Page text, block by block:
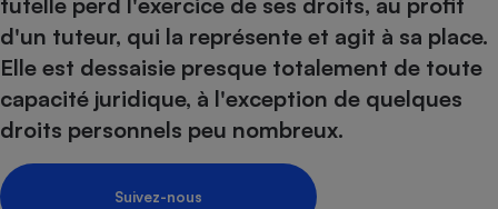
d'un tuteur, qui la représente et agit à sa place.
Elle est dessaisie presque totalement de toute
capacité juridique, à l'exception de quelques
droits personnels peu nombreux.
Suivez-nous
Sécurité - Hygiène
Assurance
Banque - Crédit
Epargne - Fiscalité
Circulation routière
Contrôle technique -
Pièce détachée
Moto
Supermarché - Drive
Comparatif
Comparatif plaque à
Comparatif hotte
Comparatif casque audio
Comparatif barre de son
Comparatif imprimante
Crédit immobilier
Comparatif tondeuse
Comparatif poêle à
Comparatif radiateur
Maison de retraite
Choisir son fioul
Choisir son pellet
Comparateur assurance emprunteur
Energie Moins Chère Ensemble